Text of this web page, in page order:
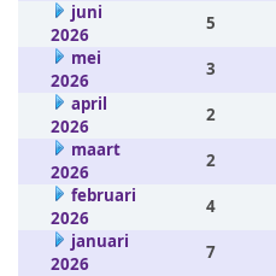
juni
2026
5
mei
2026
3
april
2026
2
maart
2026
2
februari
2026
4
januari
2026
7